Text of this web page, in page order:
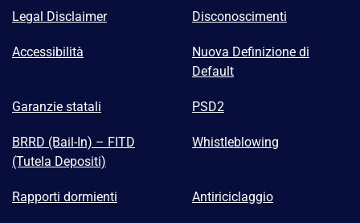
Legal Disclaimer Disconoscimenti
Accessibilità
Nuova Definizione di
Default
Garanzie statali PSD2
BRRD (Bail-In) – FITD
(Tutela Depositi)
Whistleblowing
Rapporti dormienti Antiriciclaggio